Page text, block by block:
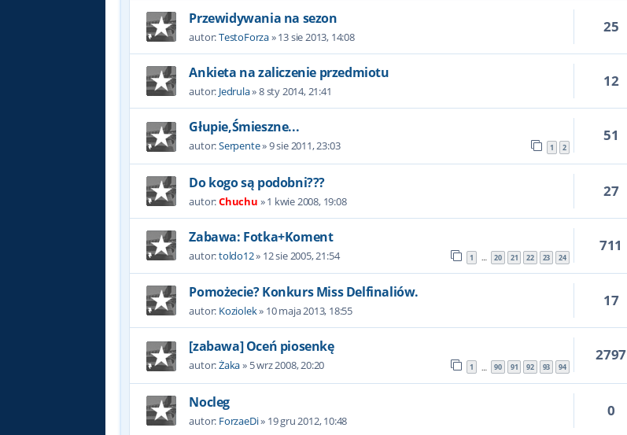
Przewidywania na sezon
autor:TestoForza»13 sie 2013, 14:08
25
Ankieta na zaliczenie przedmiotu
autor: Jedrula»8 sty 2014, 21:41
12
Głupie,Śmieszne...
autor:Serpente»9 sie 2011, 23:03 1 2
51
Do kogo są podobni???
autor:Chuchu »1 kwie 2008, 19:08
27
Zabawa: Fotka+Koment
autor:toldo12» 12 sie 2005, 21:54 1 … 20 21 22 23 24
711
Pomożecie? Konkurs Miss Delfinaliów.
autor: Koziolek» 10 maja 2013, 18:55
17
[zabawa] Oceń piosenkę
autor:Żaka» 5 wrz 2008, 20:20 1 … 90 91 92 93 94
2797
Nocleg
autor: ForzaeDi» 19 gru 2012, 10:48
0